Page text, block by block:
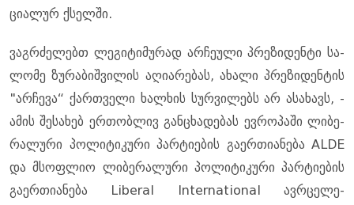
ცი­ა­ლურ ქსელ­ში.
ვაგ­რძე­ლებთ ლე­გი­ტი­მუ­რად არ­ჩე­უ­ლი პრე­ზი­დენ­ტი სა­
ლო­მე ზუ­რა­ბიშ­ვი­ლის აღი­ა­რე­ბას, ახა­ლი პრე­ზი­დენ­ტის
"არ­ჩე­ვა“ ქარ­თვე­ლი ხალ­ხის სურ­ვი­ლებს არ ასა­ხავს, -
ამის შე­სა­ხებ ერ­თობ­ლივ გან­ცხა­დე­ბას ევ­რო­პა­ში ლი­ბე­
რა­ლუ­რი პო­ლი­ტი­კუ­რი პარ­ტი­ე­ბის გა­ერ­თი­ა­ნე­ბა ALDE
და მსოფ­ლიო ლი­ბე­რა­ლუ­რი პო­ლი­ტი­კუ­რი პარ­ტი­ე­ბის
გა­ერ­თი­ა­ნე­ბა Liberal International ავ­რცე­ლე­